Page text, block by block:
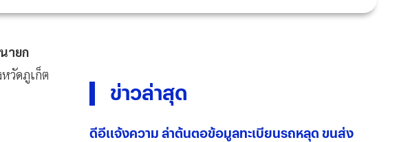
ายก
วัดภูเก็ต
ข่าวล่าสุด
ดีอีแจ้งความ ล่าต้นตอข้อมูลทะเบียนรถหลุด ขนส่ง